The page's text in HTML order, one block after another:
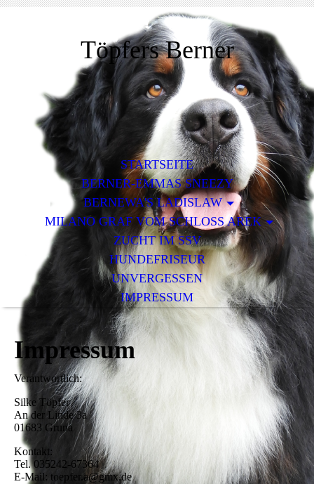
Töpfers Berner
STARTSEITE
BERNER-EMMAS SNEEZY
BERNEWA'S LADISLAW
MILANO GRAF VOM SCHLOSS AREK
ZUCHT IM SSV
HUNDEFRISEUR
UNVERGESSEN
IMPRESSUM
Impressum
Verantwortlich:
Silke Töpfer
An der Linde 3a
01683 Gruna
Kontakt:
Tel. 035242-67364
E-Mail: toepfer.a@gmx.de